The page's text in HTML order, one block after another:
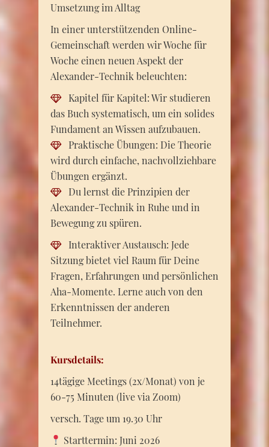
Umsetzung im Alltag
In einer unterstützenden Online-
Gemeinschaft werden wir Woche für
Woche einen neuen Aspekt der
Alexander-Technik beleuchten:
Kapitel für Kapitel: Wir studieren
das Buch systematisch, um ein solides
Fundament an Wissen aufzubauen.
Praktische Übungen: Die Theorie
wird durch einfache, nachvollziehbare
Übungen ergänzt.
Du lernst die Prinzipien der
Alexander-Technik in Ruhe und in
Bewegung zu spüren.
Interaktiver Austausch: Jede
Sitzung bietet viel Raum für Deine
Fragen, Erfahrungen und persönlichen
Aha-Momente. Lerne auch von den
Erkenntnissen der anderen
Teilnehmer.
Kursdetails:
14tägige Meetings (2x/Monat) von je
60-75 Minuten (live via Zoom)
versch. Tage um 19.30 Uhr
Starttermin: Juni 2026